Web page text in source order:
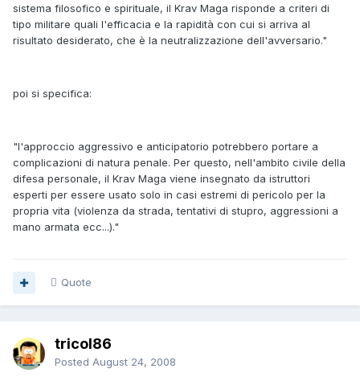
sistema filosofico e spirituale, il Krav Maga risponde a criteri di
tipo militare quali l'efficacia e la rapidità con cui si arriva al
risultato desiderato, che è la neutralizzazione dell'avversario."
poi si specifica:
"l'approccio aggressivo e anticipatorio potrebbero portare a
complicazioni di natura penale. Per questo, nell'ambito civile della
difesa personale, il Krav Maga viene insegnato da istruttori
esperti per essere usato solo in casi estremi di pericolo per la
propria vita (violenza da strada, tentativi di stupro, aggressioni a
mano armata ecc...)."
Quote
tricol86
Posted August 24, 2008